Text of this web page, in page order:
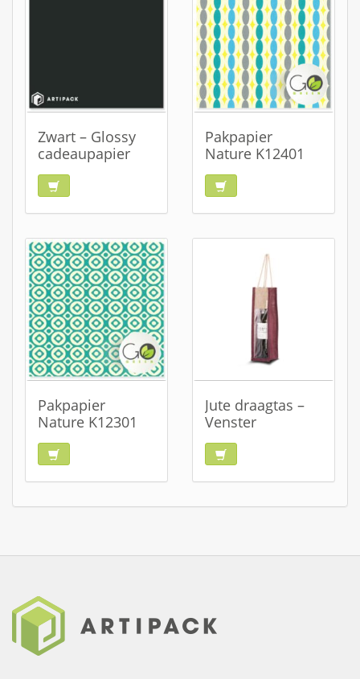
Zwart – Glossy
cadeaupapier
Pakpapier
Nature K12401
Pakpapier
Nature K12301
Jute draagtas –
Venster